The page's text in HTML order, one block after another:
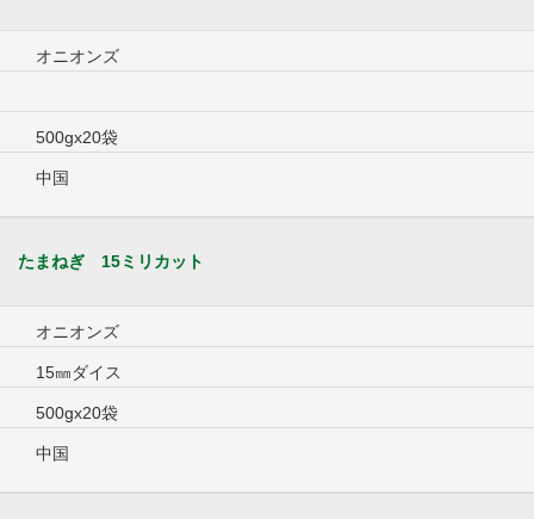
オニオンズ
500gx20袋
中国
たまねぎ 15ミリカット
オニオンズ
15㎜ダイス
500gx20袋
中国